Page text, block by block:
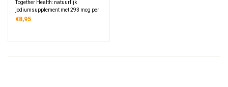
Together Health: natuurlijk
jodiumsupplement met 293 mcg per
capsule uit duurzaam geoogst
€8,95